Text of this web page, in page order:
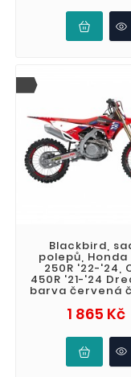
Blackbird,
polepů, Honda
250R '22-'24,
450R '21-'24
barva červená
1 865 Kč